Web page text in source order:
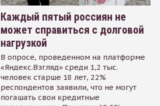
Каждый пятый россиян не
может справиться с долговой
нагрузкой
В опросе, проведенном на платформе
«Яндекс.Взгляд» среди 1,2 тыс.
человек старше 18 лет, 22%
респондентов заявили, что не могут
погашать свои кредитные